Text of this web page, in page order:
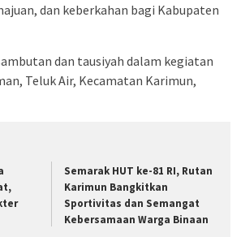
dan keberkahan bagi Kabupaten
dan tausiyah dalam kegiatan
Teluk Air, Kecamatan Karimun,
Semarak HUT ke-81 RI, Rutan
Karimun Bangkitkan
Sportivitas dan Semangat
Kebersamaan Warga Binaan